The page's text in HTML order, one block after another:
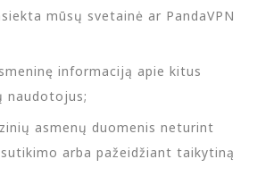
mūsų svetainė ar PandaVPN
informaciją apie kitus
naudotojus;
asmenų duomenis neturint
arba pažeidžiant taikytiną